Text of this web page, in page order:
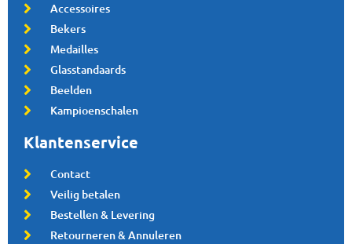
Accessoires
Bekers
Medailles
Glasstandaards
Beelden
Kampioenschalen
Klantenservice
Contact
Veilig betalen
Bestellen & Levering
Retourneren & Annuleren